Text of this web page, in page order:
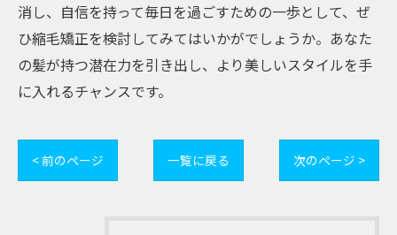
消し、自信を持って毎日を過ごすための一歩として、ぜ
ひ縮毛矯正を検討してみてはいかがでしょうか。あなた
の髪が持つ潜在力を引き出し、より美しいスタイルを手
に入れるチャンスです。
< 前のページ 一覧に戻る 次のページ >